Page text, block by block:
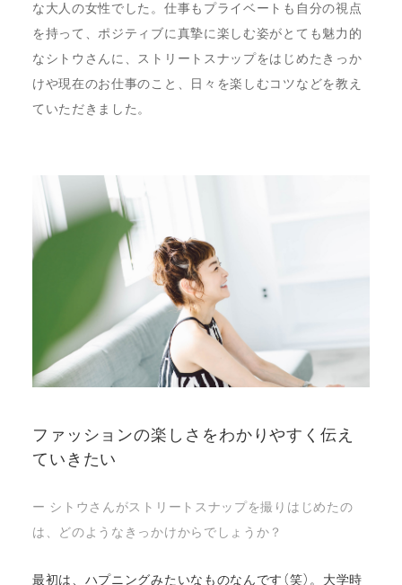
な大人の女性でした。仕事もプライベートも自分の視点
を持って、ポジティブに真摯に楽しむ姿がとても魅力的
なシトウさんに、ストリートスナップをはじめたきっか
けや現在のお仕事のこと、日々を楽しむコツなどを教え
ていただきました。
ファッションの楽しさをわかりやすく伝え
ていきたい
ー シトウさんがストリートスナップを撮りはじめたの
は、どのようなきっかけからでしょうか？
最初は、ハプニングみたいなものなんです（笑）。大学時